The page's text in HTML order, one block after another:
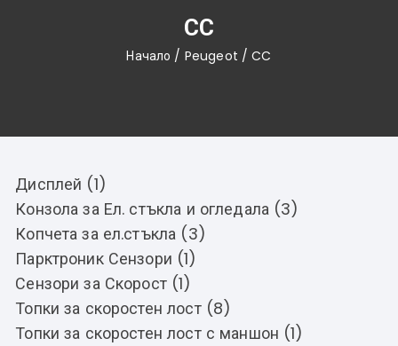
CC
Начало / Peugeot / CC
Дисплей (1)
Конзола за Ел. стъкла и огледала (3)
Копчета за ел.стъкла (3)
Парктроник Сензори (1)
Сензори за Скорост (1)
Топки за скоростен лост (8)
Топки за скоростен лост с маншон (1)